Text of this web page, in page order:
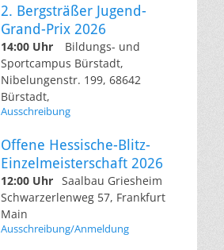
2. Bergsträßer Jugend-
Grand-Prix 2026
14:00 Uhr
Bildungs- und
Sportcampus Bürstadt,
Nibelungenstr. 199, 68642
Bürstadt,
Ausschreibung
Offene Hessische-Blitz-
Einzelmeisterschaft 2026
12:00 Uhr Saalbau Griesheim
Schwarzerlenweg 57, Frankfurt
Main
Ausschreibung/Anmeldung